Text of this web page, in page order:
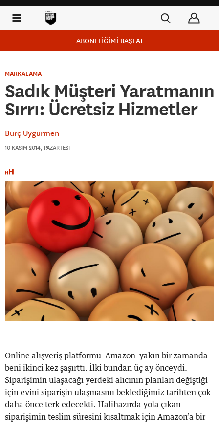
ABONELİĞİMİ BAŞLAT
MARKALAMA
Sadık Müşteri Yaratmanın
Sırrı: Ücretsiz Hizmetler
Burç Uygurmen
10 KASIM 2014, PAZARTESI
Online alışveriş platformu Amazon yakın bir zamanda
beni ikinci kez şaşırttı. İlki bundan üç ay önceydi.
Siparişimin ulaşacağı yerdeki alıcının planları değiştiği
için evini siparişin ulaşmasını beklediğimiz tarihten çok
daha önce terk edecekti. Halihazırda yola çıkan
siparişimin teslim süresini kısaltmak için Amazon’a bir